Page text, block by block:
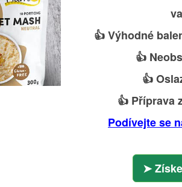
👍 Výhodné
👍
👍
👍 Příprava
Podívejte se